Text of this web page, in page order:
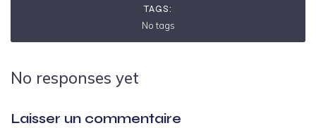
TAGS:
No tags
No responses yet
Laisser un commentaire